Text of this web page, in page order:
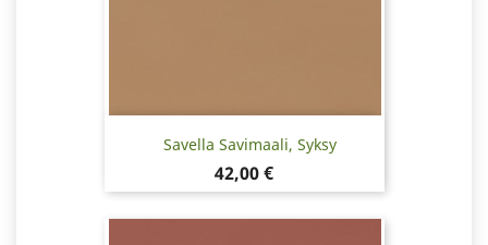
Savella Savimaali, Syksy
Hinta
42,00 €